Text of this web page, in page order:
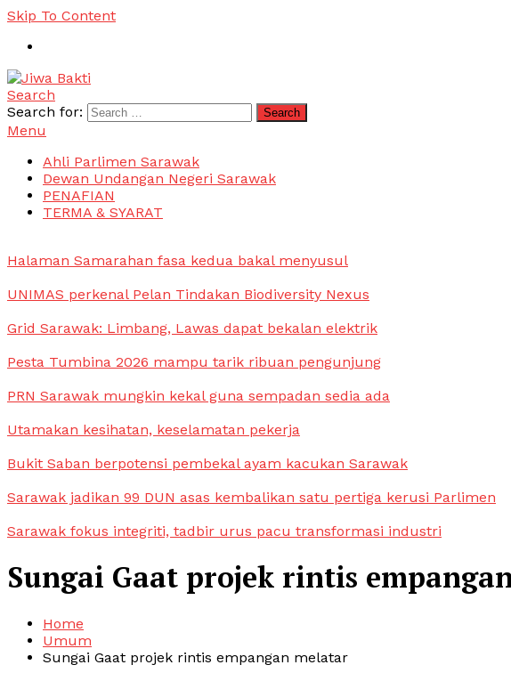
Skip To Content
Jiwa Bakti
Suara PBB Sarawak
Search
Search for:
Menu
Ahli Parlimen Sarawak
Dewan Undangan Negeri Sarawak
PENAFIAN
TERMA & SYARAT
Halaman Samarahan fasa kedua bakal menyusul
UNIMAS perkenal Pelan Tindakan Biodiversity Nexus
Grid Sarawak: Limbang, Lawas dapat bekalan elektrik
Pesta Tumbina 2026 mampu tarik ribuan pengunjung
PRN Sarawak mungkin kekal guna sempadan sedia ada
Utamakan kesihatan, keselamatan pekerja
Bukit Saban berpotensi pembekal ayam kacukan Sarawak
Sarawak jadikan 99 DUN asas kembalikan satu pertiga kerusi Parlimen
Sarawak fokus integriti, tadbir urus pacu transformasi industri
Sungai Gaat projek rintis
Home
Umum
Sungai Gaat projek rintis empangan melatar